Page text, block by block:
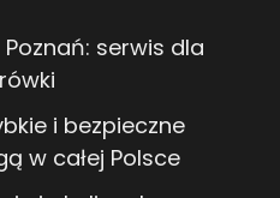
serwis dla
i bezpieczne
w całej Polsce